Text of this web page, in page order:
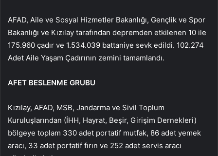
AFAD, Aile ve Sosyal Hizmetler Bakanlığı, Gençlik ve Spor
Bakanlığı ve Kızılay tarafından depremden etkilenen 10 ile
175.960 çadır ve 1.534.039 battaniye sevk edildi. 102.274
Adet Aile Yaşam Çadırının zemini tamamlandı.
AFET BESLENME GRUBU
Kızılay, AFAD, MSB, Jandarma ve Sivil Toplum
Kuruluşlarından (İHH, Hayrat, Beşir, Girişim Dernekleri)
bölgeye toplam 330 adet portatif mutfak, 86 adet yemek
aracı, 33 adet portatif fırın ve 252 adet servis aracı